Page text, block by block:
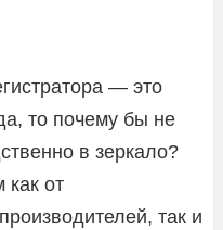
— это
то почему бы не
в зеркало?
как от
так и